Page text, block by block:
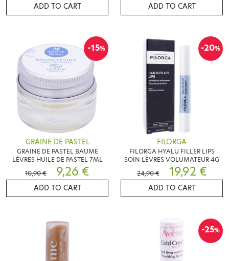
ADD TO CART ADD TO CART
-15%
GRAINE DE PASTEL
GRAINE DE PASTEL BAUME
LÈVRES HUILE DE PASTEL 7ML
10,90 €
9,26 €
ADD TO CART
-20%
FILORGA
FILORGA HYALU FILLER LIPS
SOIN LÈVRES VOLUMATEUR 4G
24,90 €
19,92 €
ADD TO CART
-25%